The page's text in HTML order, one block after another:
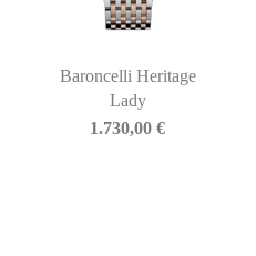
Baroncelli Heritage
Lady
1.730,00€